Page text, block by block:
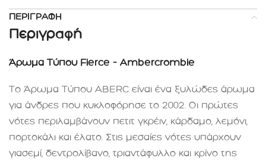
ΠΕΡΙΓΡΑΦΉ
Περιγραφή
Άρωμα Τύπου Fierce – Ambercrombie
Το Άρωμα Τύπου ABERC είναι ένα ξυλώδες άρωμα
για άνδρες που κυκλοφόρησε το 2002. Οι πρώτες
νότες περιλαμβάνουν πετιτ γκρέιν, κάρδαμο, λεμόνι,
πορτοκάλι και έλατο. Στις μεσαίες νότες υπάρχουν
γιασεμί, δεντρολίβανο, τριαντάφυλλο και κρίνο της